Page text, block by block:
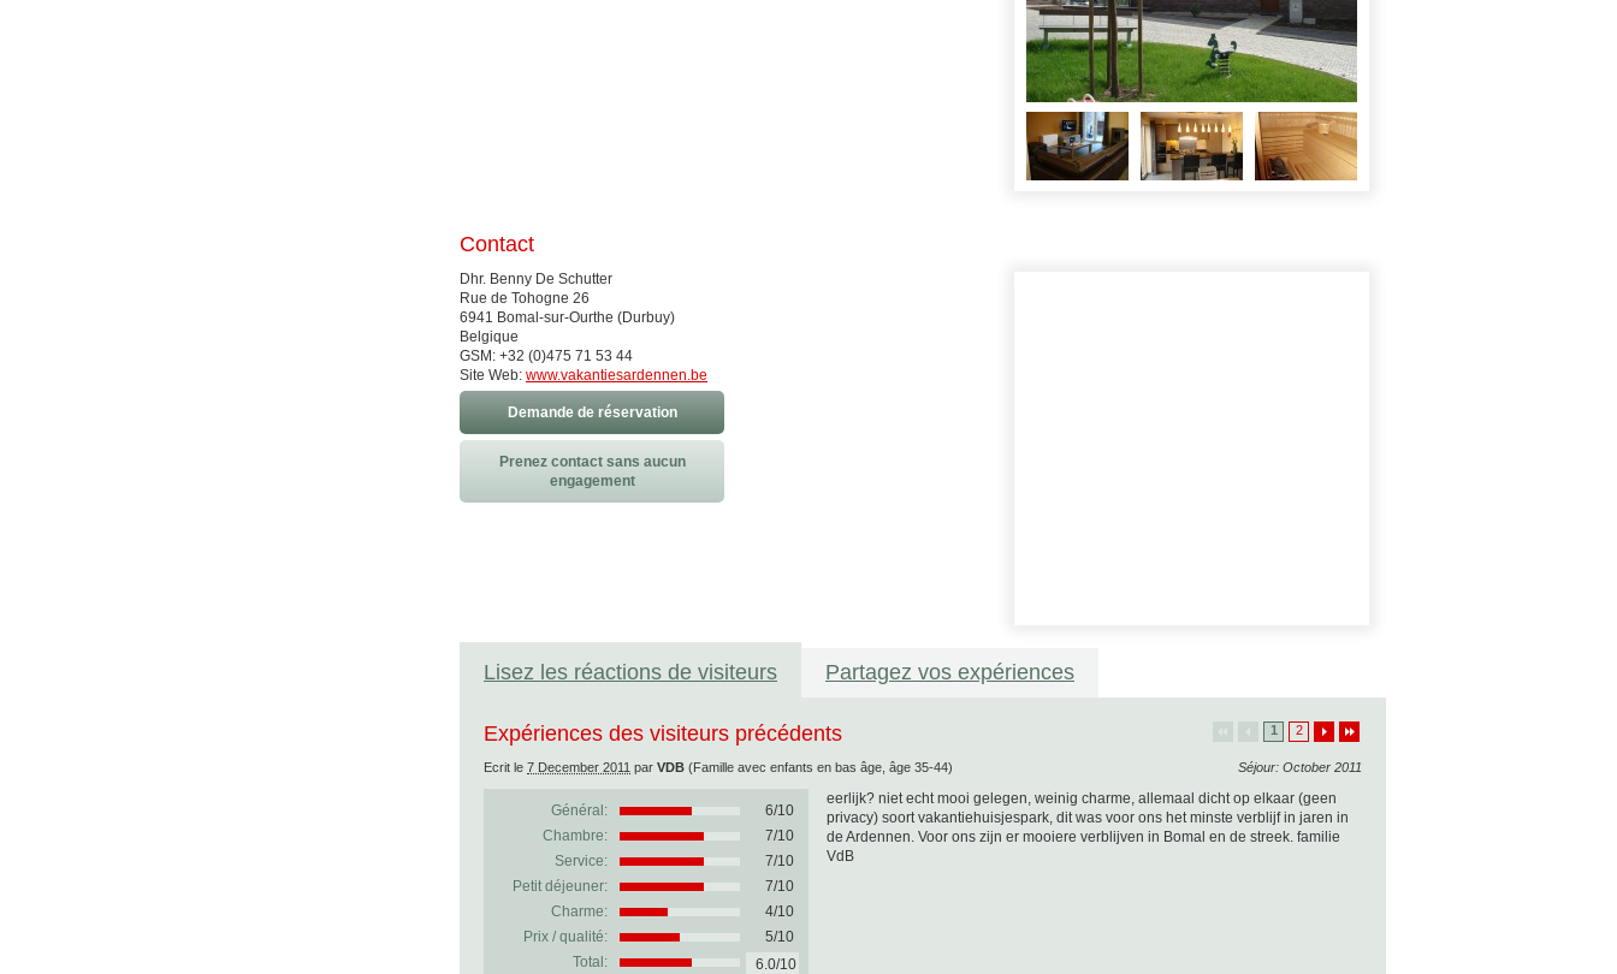
Contact
Dhr. Benny De Schutter
Rue de Tohogne 26
6941 Bomal-sur-Ourthe (Durbuy)
Belgique
GSM: +32 (0)475 71 53 44
Site Web: www.vakantiesardennen.be
Demande de réservation
Prenez contact sans aucun
engagement
Lisez les réactions de visiteurs Partagez vos expériences
1 2
Expériences des visiteurs précédents
Séjour: October 2011
Ecrit le 7 December 2011 par VDB (Famille avec enfants en bas âge, âge 35-44)
Général: 6/10
Chambre:
7/10
Service:
7/10
Petit déjeuner:
7/10
Charme:
4/10
Prix / qualité:
5/10
Total:
6.0/10
eerlijk? niet echt mooi gelegen, weinig charme, allemaal dicht op elkaar (geen
privacy) soort vakantiehuisjespark, dit was voor ons het minste verblijf in jaren in
de Ardennen. Voor ons zijn er mooiere verblijven in Bomal en de streek. familie
VdB